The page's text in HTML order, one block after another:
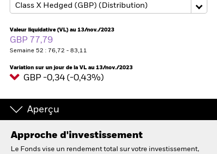
Change location
BlackRock
Aladdin
Notre société
Valeur liquidative (VL) au 13/nov./2023
GBP 77,79
Semaine 52 : 76,72 - 83,11
Variation sur un jour de la VL au 13/nov./2023
GBP -0,34 (-0,43%)
Aperçu
Approche d'investissement
Le Fonds vise un rendement total sur votre investissement,